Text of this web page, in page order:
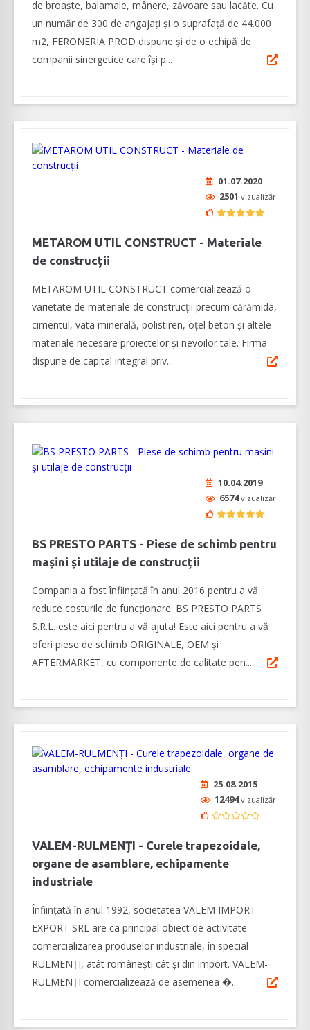
de broaște, balamale, mânere, zăvoare sau lacăte. Cu
un număr de 300 de angajați și o suprafață de 44.000
m2, FERONERIA PROD dispune și de o echipă de
companii sinergetice care își p...
01.07.2020
2501 vizualizări
METAROM UTIL CONSTRUCT - Materiale
de construcții
METAROM UTIL CONSTRUCT comercializează o
varietate de materiale de construcții precum cărămida,
cimentul, vata minerală, polistiren, oțel beton și altele
materiale necesare proiectelor și nevoilor tale. Firma
dispune de capital integral priv...
10.04.2019
6574vizualizări
BS PRESTO PARTS - Piese de schimb pentru
mașini și utilaje de construcții
Compania a fost înființată în anul 2016 pentru a vă
reduce costurile de funcționare. BS PRESTO PARTS
S.R.L. este aici pentru a vă ajuta! Este aici pentru a vă
oferi piese de schimb ORIGINALE, OEM și
AFTERMARKET, cu componente de calitate pen...
25.08.2015
12494vizualizări
VALEM-RULMENȚI - Curele trapezoidale,
organe de asamblare, echipamente
industriale
Înființată în anul 1992, societatea VALEM IMPORT
EXPORT SRL are ca principal obiect de activitate
comercializarea produselor industriale, în special
RULMENȚI, atât românești cât și din import. VALEM-
RULMENȚI comercializează de asemenea �...